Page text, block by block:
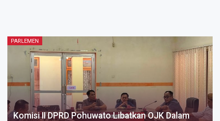
PARLEMEN
Komisi II DPRD Pohuwato Libatkan OJK Dalam